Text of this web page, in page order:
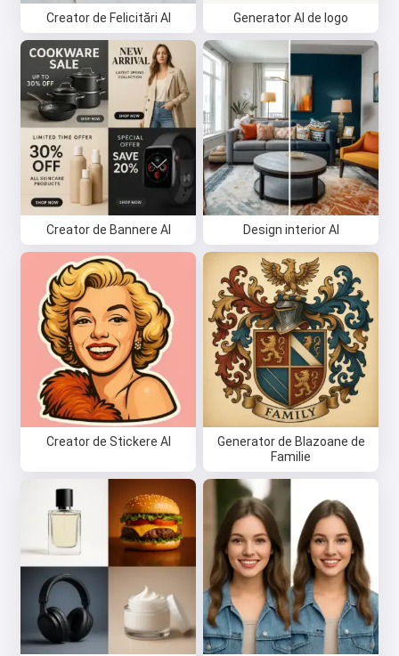
Creator de Felicitări AI Generator AI de logo
Creator de Bannere AI Design interior AI
Creator de Stickere AI
Generator de Blazoane de
Familie
Salut 👋
Pot crea cântece, scrie poezii și
felicitări 🥰
Încearcă gratuit